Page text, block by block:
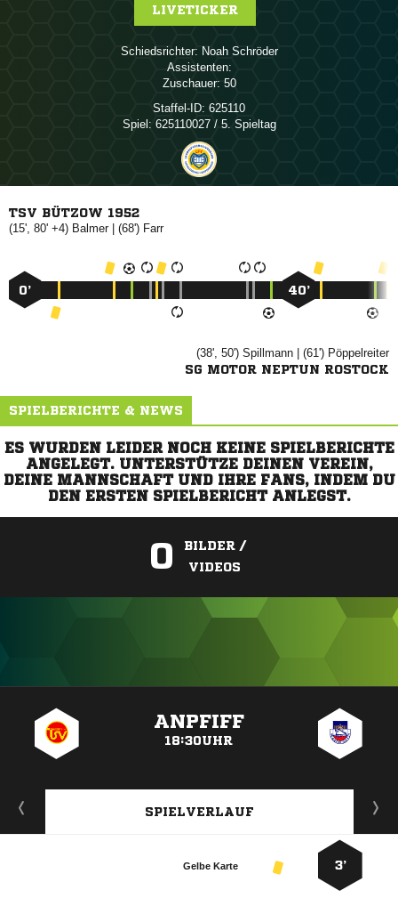
LIVETICKER
Schiedsrichter:  
Assistenten:
Zuschauer: 50
Staffel-ID: 625110
Spiel: 625110027 / 5. Spieltag
TSV BÜTZOW 1952
(15', 80' +4) | (68') 
0’ 40’
(38', 50')  | (61') 
SG MOTOR NEPTUN ROSTOCK
SPIELBERICHTE & NEWS
ES WURDEN LEIDER NOCH KEINE SPIELBERICHTE
ANGELEGT. UNTERSTÜTZE DEINEN VEREIN,
DEINE MANNSCHAFT UND IHRE FANS, INDEM DU
DEN ERSTEN SPIELBERICHT ANLEGST.
0
BILDER /
VIDEOS
ANPFIFF
18:30UHR
SPIELVERLAUF
3’
Gelbe Karte